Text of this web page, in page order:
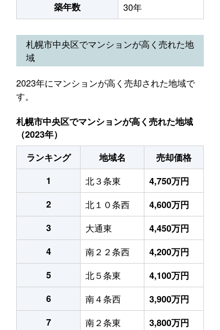
築年数 30年
札幌市中央区でマンションが高く売れた地
域
2023年にマンションが高く売却された地域で
す。
札幌市中央区でマンションが高く売れた地域
（2023年）
ランキング
地域名
売却価格
1
北３条東
4,750万円
2
北１０条西
4,600万円
3
大通東
4,450万円
4
南２２条西
4,200万円
5
北５条東
4,100万円
6
南４条西
3,900万円
7
南２条東 3,800万円